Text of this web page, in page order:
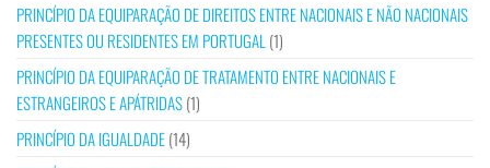
PRINCÍPIO DA EQUIPARAÇÃO DE DIREITOS ENTRE NACIONAIS E NÃO NACIONAIS
PRESENTES OU RESIDENTES EM PORTUGAL (1)
PRINCÍPIO DA EQUIPARAÇÃO DE TRATAMENTO ENTRE NACIONAIS E
ESTRANGEIROS E APÁTRIDAS(1)
PRINCÍPIO DA IGUALDADE(14)